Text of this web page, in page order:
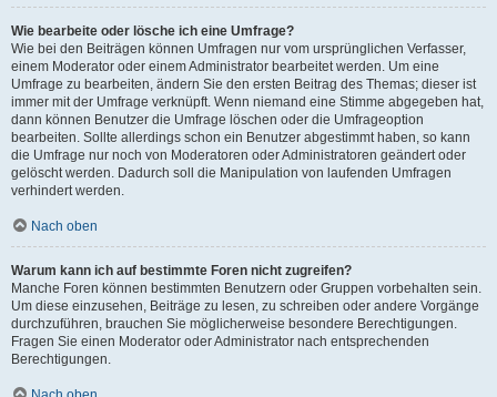
Wie bearbeite oder lösche ich eine Umfrage?
Wie bei den Beiträgen können Umfragen nur vom ursprünglichen Verfasser,
einem Moderator oder einem Administrator bearbeitet werden. Um eine
Umfrage zu bearbeiten, ändern Sie den ersten Beitrag des Themas; dieser ist
immer mit der Umfrage verknüpft. Wenn niemand eine Stimme abgegeben hat,
dann können Benutzer die Umfrage löschen oder die Umfrageoption
bearbeiten. Sollte allerdings schon ein Benutzer abgestimmt haben, so kann
die Umfrage nur noch von Moderatoren oder Administratoren geändert oder
gelöscht werden. Dadurch soll die Manipulation von laufenden Umfragen
verhindert werden.
Nach oben
Warum kann ich auf bestimmte Foren nicht zugreifen?
Manche Foren können bestimmten Benutzern oder Gruppen vorbehalten sein.
Um diese einzusehen, Beiträge zu lesen, zu schreiben oder andere Vorgänge
durchzuführen, brauchen Sie möglicherweise besondere Berechtigungen.
Fragen Sie einen Moderator oder Administrator nach entsprechenden
Berechtigungen.